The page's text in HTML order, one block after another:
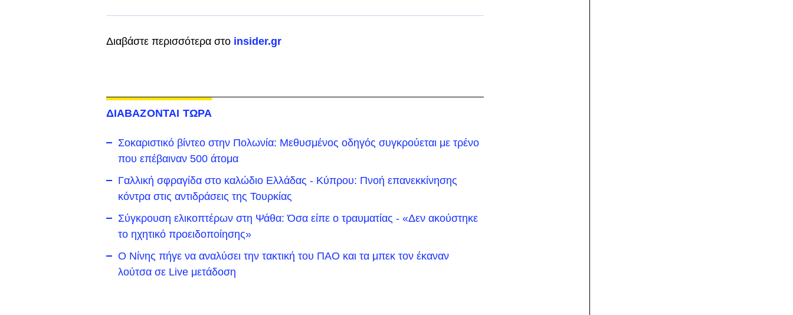
Διαβάστε περισσότερα στοinsider.gr
ΔΙΑΒΑΖΟΝΤΑΙ ΤΩΡΑ
Σοκαριστικό βίντεο στην Πολωνία: Μεθυσμένος οδηγός συγκρούεται με τρένο
που επέβαιναν 500 άτομα
Γαλλική σφραγίδα στο καλώδιο Ελλάδας - Κύπρου: Πνοή επανεκκίνησης
κόντρα στις αντιδράσεις της Τουρκίας
Σύγκρουση ελικοπτέρων στη Ψάθα: Όσα είπε ο τραυματίας - «Δεν ακούστηκε
το ηχητικό προειδοποίησης»
Ο Νίνης πήγε να αναλύσει την τακτική του ΠΑΟ και τα μπεκ τον έκαναν
λούτσα σε Live μετάδοση